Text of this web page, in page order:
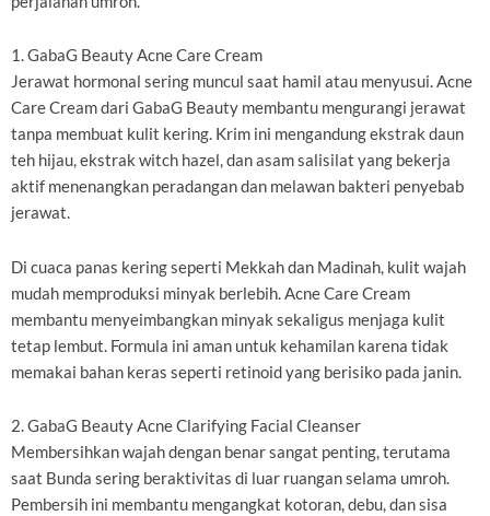
1. GabaG Beauty Acne Care Cream
Jerawat hormonal sering muncul saat hamil atau menyusui. Acne
Care Cream dari GabaG Beauty membantu mengurangi jerawat
tanpa membuat kulit kering. Krim ini mengandung ekstrak daun
teh hijau, ekstrak witch hazel, dan asam salisilat yang bekerja
aktif menenangkan peradangan dan melawan bakteri penyebab
jerawat.
Di cuaca panas kering seperti Mekkah dan Madinah, kulit wajah
mudah memproduksi minyak berlebih. Acne Care Cream
membantu menyeimbangkan minyak sekaligus menjaga kulit
tetap lembut. Formula ini aman untuk kehamilan karena tidak
memakai bahan keras seperti retinoid yang berisiko pada janin.
2. GabaG Beauty Acne Clarifying Facial Cleanser
Membersihkan wajah dengan benar sangat penting, terutama
saat Bunda sering beraktivitas di luar ruangan selama umroh.
Pembersih ini membantu mengangkat kotoran, debu, dan sisa